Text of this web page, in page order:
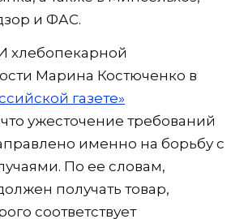
и ФАС.
хлебопекарной
Марина Костюченко в
газете»
ужесточение требований
именно на борьбу с
По ее словам,
получать товар,
соответствует